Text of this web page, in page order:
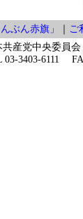
んぶん赤旗」
ご
共産党中央委員会
3403-6111